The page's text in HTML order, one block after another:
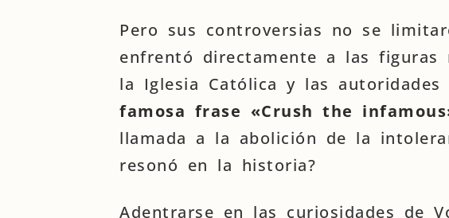
Pero sus controversias no se
enfrentó directamente a las figuras
la Iglesia Católica y las autoridades
famosa frase «Crush the
llamada a la abolición de la
resonó en la historia?
Adentrarse en las curiosidades de